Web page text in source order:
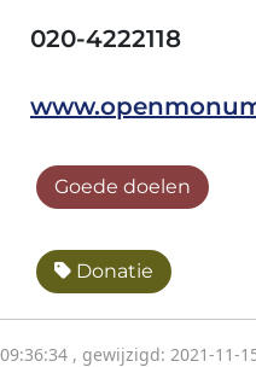
020-4222118
Goede doelen
Donatie
, gewijzigd: 2021-11-